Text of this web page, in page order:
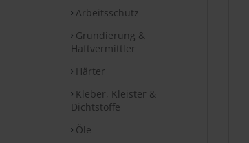
Arbeitsschutz
Grundierung &
Haftvermittler
Härter
Kleber, Kleister &
Dichtstoffe
Öle